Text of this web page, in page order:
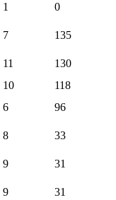
1 0
7 135
11
130
10
118
6 96
8 33
9 31
9
31